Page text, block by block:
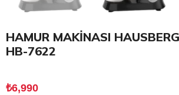
HAMUR MAKİNASI
HB-7622
₺6,990